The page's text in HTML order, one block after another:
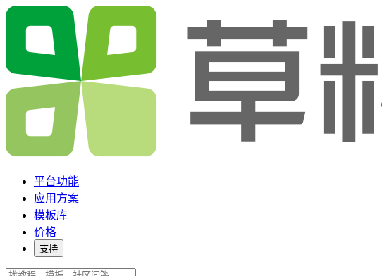
平台功能
应用方案
模板库
价格
支持